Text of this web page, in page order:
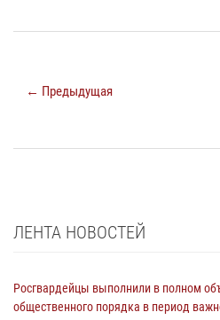
← Предыдущая
ЛЕНТА НОВОСТЕЙ
Росгвардейцы выполнили в полном
общественного порядка в период